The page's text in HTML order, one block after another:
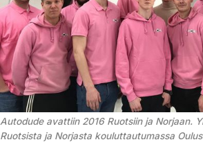
Autodude avattiin 2016 Ruotsiin ja Norjaan.
Ruotsista ja Norjasta kouluttautumassa